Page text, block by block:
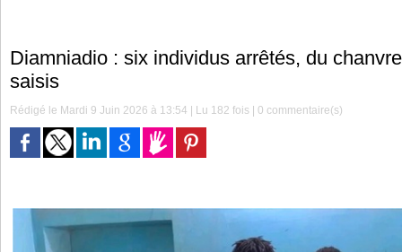
Diamniadio : six individus arrêtés, du
saisis
Rédigé le Mardi 9 Juin 2026 à 13:54 | Lu 182 fois |0 commentaire(s)